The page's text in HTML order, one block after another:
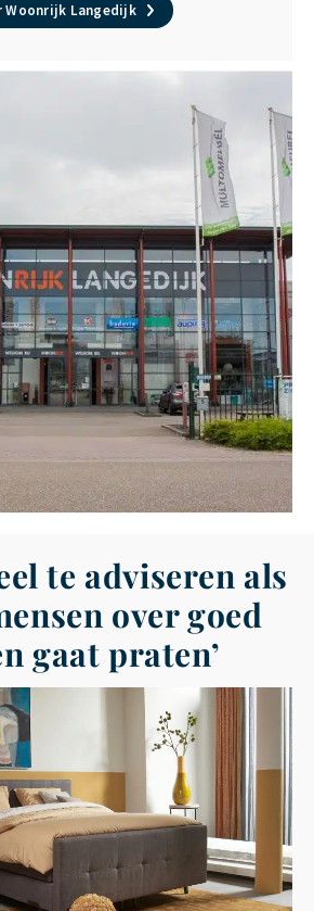
Woonrijk Langedijk
te adviseren als
over goed
gaat praten’